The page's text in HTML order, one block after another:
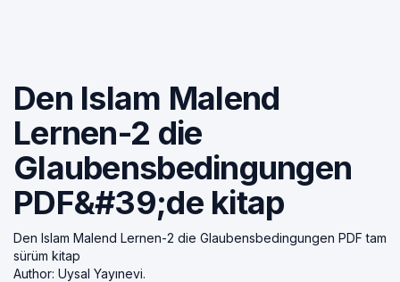
Den Islam Malend
Lernen-2 die
Glaubensbedingungen
PDF&#39;de kitap
Den Islam Malend Lernen-2 die Glaubensbedingungen PDF tam
sürüm kitap
Author: Uysal Yayınevi.